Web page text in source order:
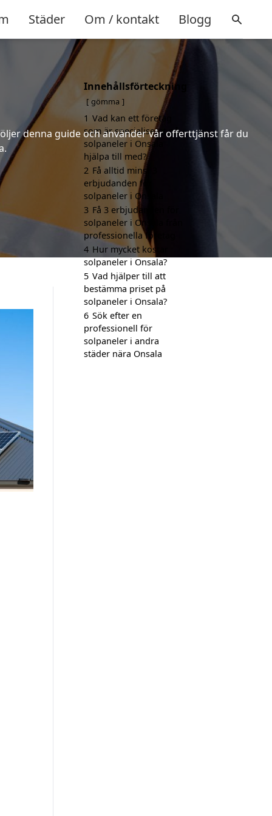
Städer Om / kontakt Blogg
denna guide och använder vår offerttjänst får du
Innehållsförteckning
gömma
1 Vad kan ett företag
som är specialiserat på
solpaneler i Onsala
hjälpa till med?
2 Få alltid minst 3
erbjudanden för
solpaneler i Onsala
3 Få 3 erbjudanden för
solpaneler i Onsala från
professionella företag
4 Hur mycket kostar
solpaneler i Onsala?
5 Vad hjälper till att
bestämma priset på
solpaneler i Onsala?
6 Sök efter en
professionell för
solpaneler i andra
städer nära Onsala